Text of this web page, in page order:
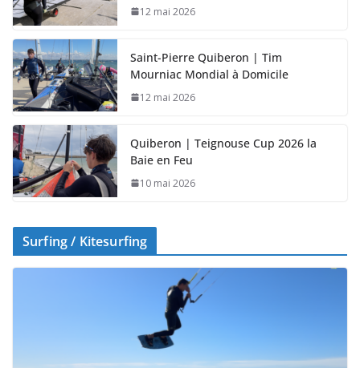
12 mai 2026
Saint-Pierre Quiberon | Tim
Mourniac Mondial à Domicile
12 mai 2026
Quiberon | Teignouse Cup 2026 la
Baie en Feu
10 mai 2026
Surfing / Kitesurfing